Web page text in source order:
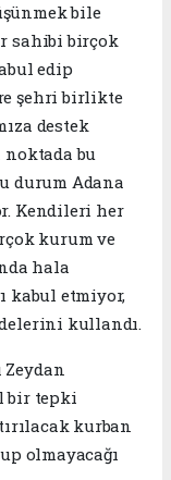
bile
sahibi birçok
edip
şehri birlikte
destek
noktada bu
durum Adana
Kendileri her
kurum ve
hala
kabul etmiyor,
kullandı.
Zeydan
bir tepki
kurban
olmayacağı